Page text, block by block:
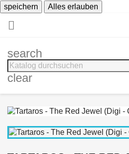
speichern
Alles erlauben

search
clear